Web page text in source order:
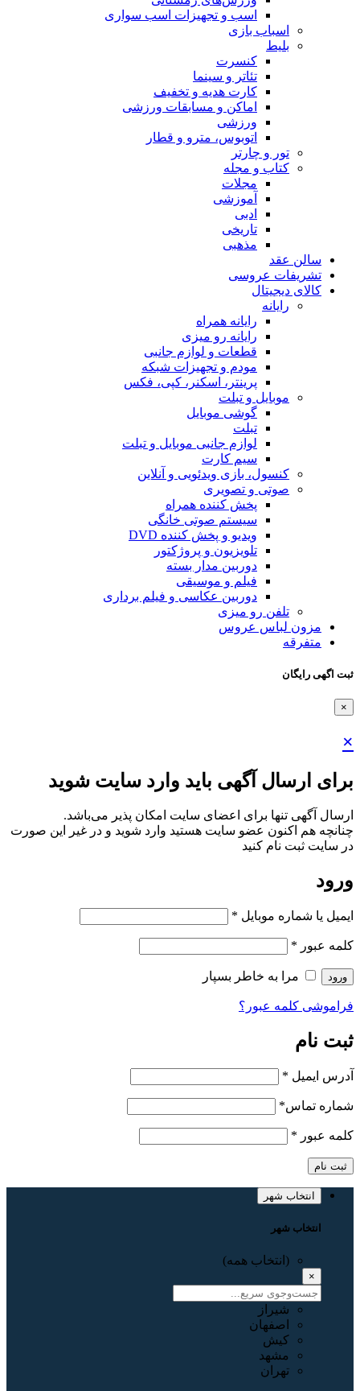
اسب و تجهیزات اسب سواری
اسباب‌ بازی
بلیط
کنسرت
تئاتر و سینما
کارت هدیه و تخفیف
اماکن و مسابقات ورزشی
ورزشی
اتوبوس، مترو و قطار
تور و چارتر
کتاب و مجله
مجلات
آموزشی
ادبی
تاریخی
مذهبی
سالن عقد
تشریفات عروسی
کالای دیجیتال
رایانه
رایانه همراه
رایانه رو میزی
قطعات و لوازم جانبی
مودم و تجهیزات شبکه
پرینتر، اسکنر، کپی، فکس
موبایل و تبلت
گوشی موبایل
تبلت
لوازم جانبی موبایل و تبلت
سیم کارت
کنسول، بازی‌ ویدئویی و آنلاین
صوتی و تصویری
پخش کننده همراه
سیستم صوتی خانگی
ویدیو و پخش کننده DVD
تلویزیون و پروژکتور
دوربین مدار بسته
فیلم و موسیقی
دوربین عکاسی و فیلم برداری
تلفن رو میزی
مزون لباس عروس
متفرقه
ثبت اگهی رایگان
×
×
برای ارسال آگهی باید وارد سایت شوید
ارسال آگهی تنها برای اعضای سایت امکان پذیر می‌باشد.
چنانچه هم‌ اکنون عضو سایت هستید وارد شوید و در غیر این صورت
در سایت ثبت نام کنید
ورود
ایمیل یا شماره موبایل *
کلمه عبور *
ورود مرا به خاطر بسپار
فراموشی کلمه عبور؟
ثبت نام
آدرس ایمیل *
شماره تماس*
کلمه عبور *
ثبت نام
انتخاب شهر
انتخاب شهر
(انتخاب همه)
×
شیراز
اصفهان
کیش
مشهد
تهران